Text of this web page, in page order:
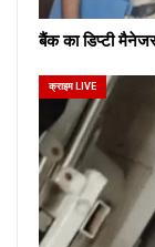
बैंक का डिप्टी
क्राइम LIVE